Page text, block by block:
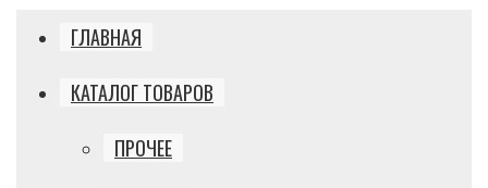
ГЛАВНАЯ
КАТАЛОГ ТОВАРОВ
ПРОЧЕЕ